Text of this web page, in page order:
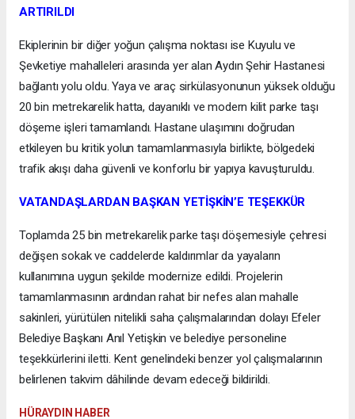
ARTIRILDI
Ekiplerinin bir diğer yoğun çalışma noktası ise Kuyulu ve
Şevketiye mahalleleri arasında yer alan Aydın Şehir Hastanesi
bağlantı yolu oldu. Yaya ve araç sirkülasyonunun yüksek olduğu
20 bin metrekarelik hatta, dayanıklı ve modern kilit parke taşı
döşeme işleri tamamlandı. Hastane ulaşımını doğrudan
etkileyen bu kritik yolun tamamlanmasıyla birlikte, bölgedeki
trafik akışı daha güvenli ve konforlu bir yapıya kavuşturuldu.
VATANDAŞLARDAN BAŞKAN YETİŞKİN’E TEŞEKKÜR
Toplamda 25 bin metrekarelik parke taşı döşemesiyle çehresi
değişen sokak ve caddelerde kaldırımlar da yayaların
kullanımına uygun şekilde modernize edildi. Projelerin
tamamlanmasının ardından rahat bir nefes alan mahalle
sakinleri, yürütülen nitelikli saha çalışmalarından dolayı Efeler
Belediye Başkanı Anıl Yetişkin ve belediye personeline
teşekkürlerini iletti. Kent genelindeki benzer yol çalışmalarının
belirlenen takvim dâhilinde devam edeceği bildirildi.
HÜRAYDIN HABER